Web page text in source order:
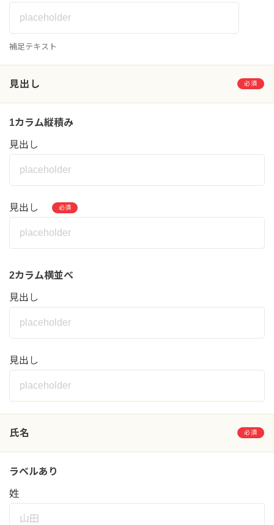
補足テキスト
見出し 必須
1カラム縦積み
見出し
見出し 必須
2カラム横並べ
見出し
見出し
氏名 必須
ラベルあり
姓